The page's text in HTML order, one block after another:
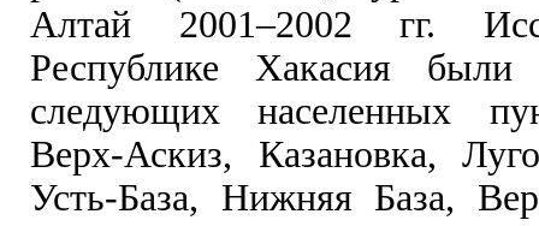
Алтай 2001–2002 гг.
Республике Хакасия
следующих населенных
Верх-Аскиз, Казановка,
Усть-База, Нижняя База,